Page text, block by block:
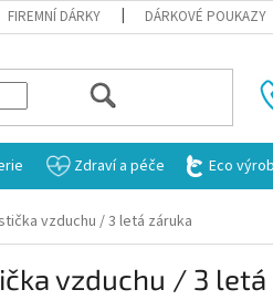
FIREMNÍ DÁRKY DÁRKOVÉ POUKAZY
HLEDAT
Zdraví a péče Eco
vzduchu / 3 letá záruka
vzduchu / 3